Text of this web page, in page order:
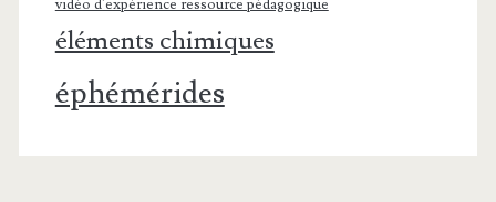
éléments chimiques
éphémérides